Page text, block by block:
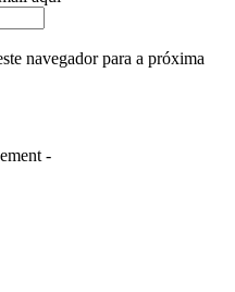
navegador para a próxima
-